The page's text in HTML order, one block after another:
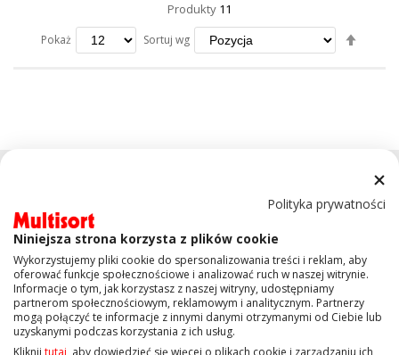
Produkty 11
Pokaż Sortuj wg
KONTAKT
OBSŁUGA KLIENTA
Polityka prywatności
Niniejsza strona korzysta z plików cookie
Wykorzystujemy pliki cookie do spersonalizowania treści i reklam, aby
oferować funkcje społecznościowe i analizować ruch w naszej witrynie.
Informacje o tym, jak korzystasz z naszej witryny, udostępniamy
partnerom społecznościowym, reklamowym i analitycznym. Partnerzy
mogą połączyć te informacje z innymi danymi otrzymanymi od Ciebie lub
uzyskanymi podczas korzystania z ich usług.
Kliknij tutaj , aby dowiedzieć się więcej o plikach cookie i zarządzaniu ich